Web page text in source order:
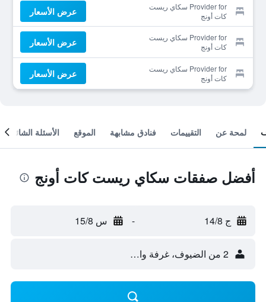
Provider for سكاي ريست
كات أونج
عرض الأسعار
Provider for سكاي ريست
كات أونج
عرض الأسعار
Provider for سكاي ريست
كات أونج
عرض الأسعار
لمحة عن التقييمات فنادق مشابهة الموقع الأسئلة الشائعة
أفضل صفقات سكاي ريست كات أونج
ج 14/8 - س 15/8
2 من الضيوف، غرفة واحدة